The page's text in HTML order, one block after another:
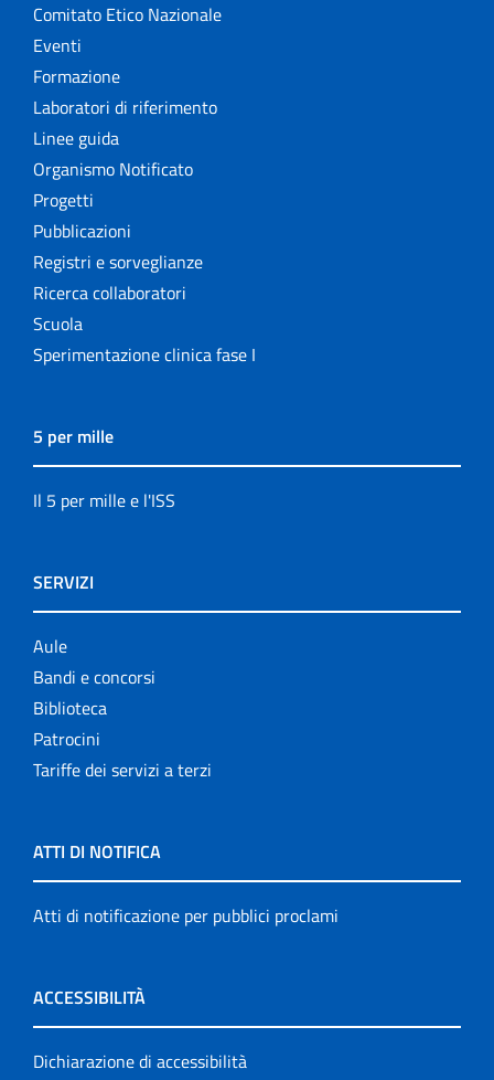
Comitato Etico Nazionale
Eventi
Formazione
Laboratori di riferimento
Linee guida
Organismo Notificato
Progetti
Pubblicazioni
Registri e sorveglianze
Ricerca collaboratori
Scuola
Sperimentazione clinica fase I
5 per mille
Il 5 per mille e l'ISS
SERVIZI
Aule
Bandi e concorsi
Biblioteca
Patrocini
Tariffe dei servizi a terzi
ATTI DI NOTIFICA
Atti di notificazione per pubblici proclami
ACCESSIBILITÀ
Dichiarazione di accessibilità